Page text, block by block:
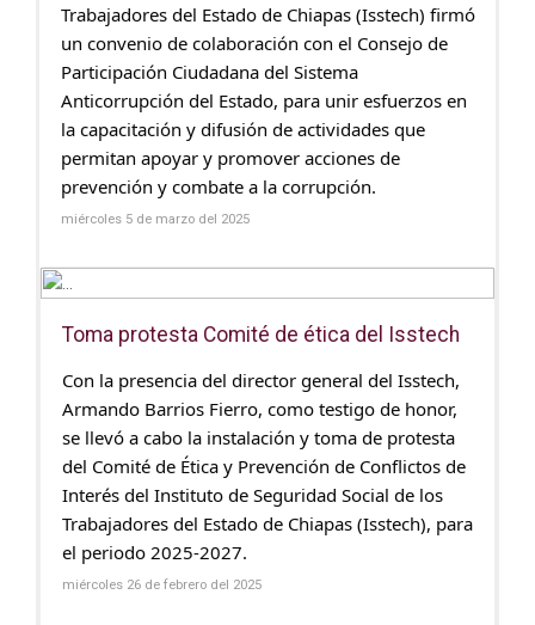
Trabajadores del Estado de Chiapas (Isstech) firmó
un convenio de colaboración con el Consejo de
Participación Ciudadana del Sistema
Anticorrupción del Estado, para unir esfuerzos en
la capacitación y difusión de actividades que
permitan apoyar y promover acciones de
prevención y combate a la corrupción.
miércoles 5 de marzo del 2025
Toma protesta Comité de ética del Isstech
Con la presencia del director general del Isstech,
Armando Barrios Fierro, como testigo de honor,
se llevó a cabo la instalación y toma de protesta
del Comité de Ética y Prevención de Conflictos de
Interés del Instituto de Seguridad Social de los
Trabajadores del Estado de Chiapas (Isstech), para
el periodo 2025-2027.
miércoles 26 de febrero del 2025